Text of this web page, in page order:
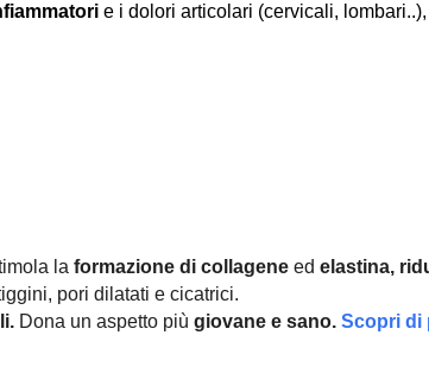
e i dolori articolari (cervicali,
la formazione di collageneed elastina, r
pori dilatati e cicatrici.
Dona un aspetto piùgiovane e sano.Scopri di